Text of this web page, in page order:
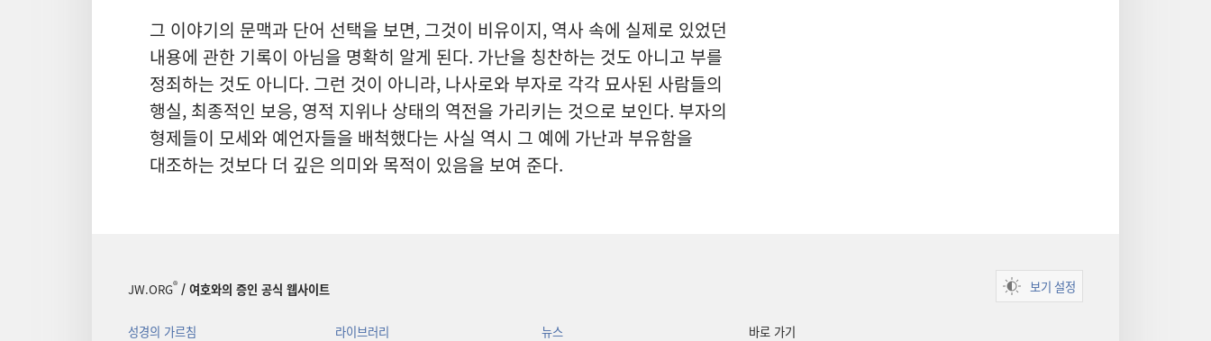
그 이야기의 문맥과 단어 선택을 보면, 그것이 비유이지, 역사 속에 실제로 있었던
내용에 관한 기록이 아님을 명확히 알게 된다. 가난을 칭찬하는 것도 아니고 부를
정죄하는 것도 아니다. 그런 것이 아니라, 나사로와 부자로 각각 묘사된 사람들의
행실, 최종적인 보응, 영적 지위나 상태의 역전을 가리키는 것으로 보인다. 부자의
형제들이 모세와 예언자들을 배척했다는 사실 역시 그 예에 가난과 부유함을
대조하는 것보다 더 깊은 의미와 목적이 있음을 보여 준다.
JW.ORG® / 여호와의 증인 공식 웹사이트 보기 설정
성경의 가르침 라이브러리 뉴스 바로 가기